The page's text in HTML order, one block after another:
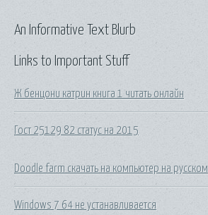
Links to Important Stuff
Ж бенцони катрин книга 1 читать онлайн
Гост 25129 82 статус на 2015
Doodle farm скачать на компьютер на русском
Windows 7 64 не устанавливается
An Informative Text Blurb